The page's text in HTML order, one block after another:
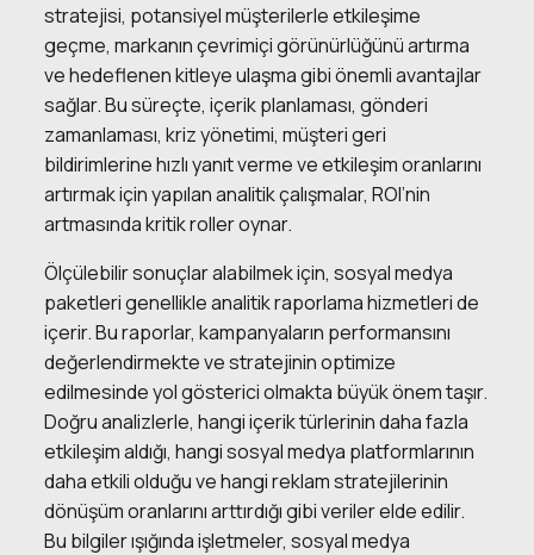
stratejisi, potansiyel müşterilerle etkileşime
geçme, markanın çevrimiçi görünürlüğünü artırma
ve hedeflenen kitleye ulaşma gibi önemli avantajlar
sağlar. Bu süreçte, içerik planlaması, gönderi
zamanlaması, kriz yönetimi, müşteri geri
bildirimlerine hızlı yanıt verme ve etkileşim oranlarını
artırmak için yapılan analitik çalışmalar, ROI’nin
artmasında kritik roller oynar.
Ölçülebilir sonuçlar alabilmek için, sosyal medya
paketleri genellikle analitik raporlama hizmetleri de
içerir. Bu raporlar, kampanyaların performansını
değerlendirmekte ve stratejinin optimize
edilmesinde yol gösterici olmakta büyük önem taşır.
Doğru analizlerle, hangi içerik türlerinin daha fazla
etkileşim aldığı, hangi sosyal medya platformlarının
daha etkili olduğu ve hangi reklam stratejilerinin
dönüşüm oranlarını arttırdığı gibi veriler elde edilir.
Bu bilgiler ışığında işletmeler, sosyal medya